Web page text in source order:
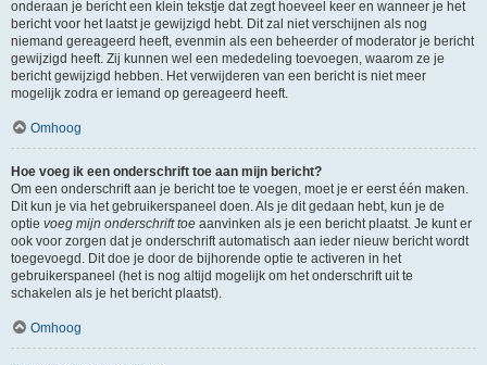
onderaan je bericht een klein tekstje dat zegt hoeveel keer en wanneer je het
bericht voor het laatst je gewijzigd hebt. Dit zal niet verschijnen als nog
niemand gereageerd heeft, evenmin als een beheerder of moderator je bericht
gewijzigd heeft. Zij kunnen wel een mededeling toevoegen, waarom ze je
bericht gewijzigd hebben. Het verwijderen van een bericht is niet meer
mogelijk zodra er iemand op gereageerd heeft.
Omhoog
Hoe voeg ik een onderschrift toe aan mijn bericht?
Om een onderschrift aan je bericht toe te voegen, moet je er eerst één maken.
Dit kun je via het gebruikerspaneel doen. Als je dit gedaan hebt, kun je de
optie voeg mijn onderschrift toe aanvinken als je een bericht plaatst. Je kunt er
ook voor zorgen dat je onderschrift automatisch aan ieder nieuw bericht wordt
toegevoegd. Dit doe je door de bijhorende optie te activeren in het
gebruikerspaneel (het is nog altijd mogelijk om het onderschrift uit te
schakelen als je het bericht plaatst).
Omhoog